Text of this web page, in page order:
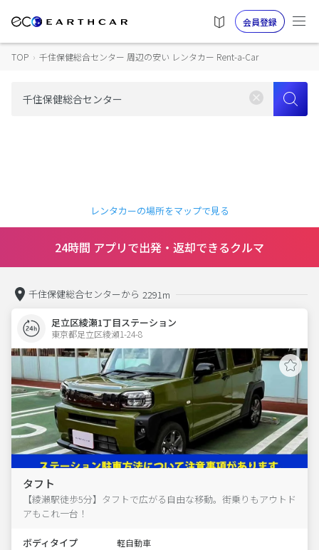
会員登録
TOP › 千住保健総合センター 周辺の安い レンタカー Rent-a-Car
レンタカーの場所をマップで見る
24時間 アプリで出発・返却できるクルマ
千住保健総合センターから 2291m
足立区綾瀬1丁目ステーション
東京都足立区綾瀬1-24-8
タフト
【綾瀬駅徒歩5分】タフトで広がる自由な移動。街乗りもアウトド
アもこれ一台！
ボディタイプ 軽自動車